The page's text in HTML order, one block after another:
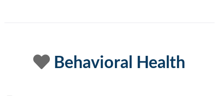
Behavioral Health